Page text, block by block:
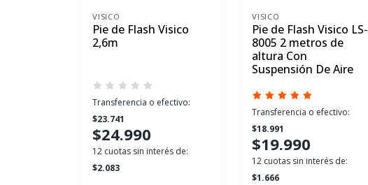
VISICO
Pie de Flash Visico
2,6m
Transferencia o efectivo:
$23.741
$24.990
12 cuotas sin interés de:
$2.083
VISICO
Pie de Flash Visico LS-
8005 2 metros de
altura Con
Suspensión De Aire
Transferencia o efectivo:
$18.991
$19.990
12 cuotas sin interés de:
$1.666